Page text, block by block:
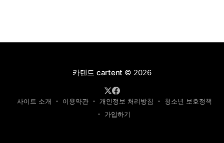
카텐트 cartent © 2026
사이트 소개 이용약관 개인정보 처리방침
청소년 보호정책
가입하기